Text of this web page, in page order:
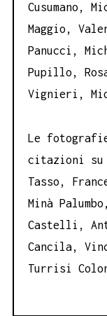
Cusumano,
Maggio,
Panucci,
Pupillo,
Vignieri,
Le
citazioni su
Tasso,
Minà
Castelli,
Cancila,
Turrisi